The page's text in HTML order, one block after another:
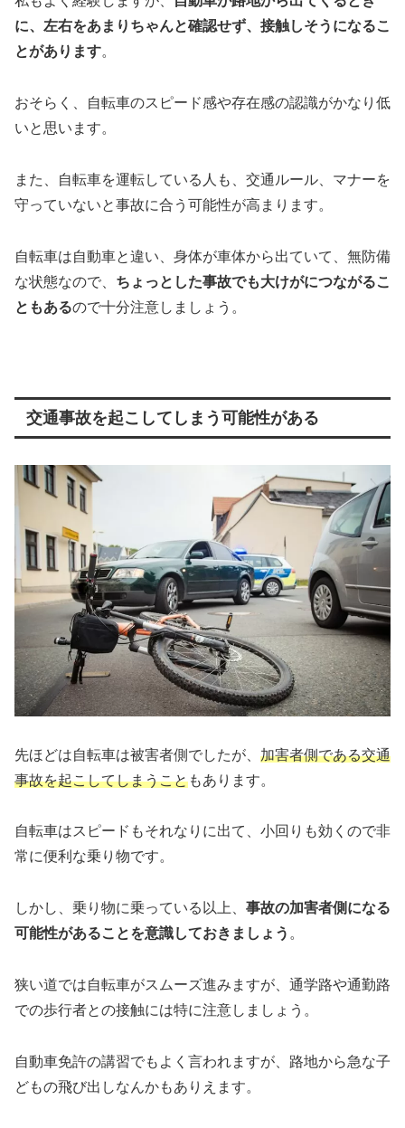
に、左右をあまりちゃんと確認せず、接触しそうになるこ
とがあります。
おそらく、自転車のスピード感や存在感の認識がかなり低
いと思います。
また、自転車を運転している人も、交通ルール、マナーを
守っていないと事故に合う可能性が高まります。
自転車は自動車と違い、身体が車体から出ていて、無防備
な状態なので、 ちょっとした事故でも大けがにつながるこ
ともあるので十分注意しましょう。
交通事故を起こしてしまう可能性がある
先ほどは自転車は被害者側でしたが、 加害者側である交通
事故を起こしてしまうこともあります。
自転車はスピードもそれなりに出て、小回りも効くので非
常に便利な乗り物です。
しかし、乗り物に乗っている以上、 事故の加害者側になる
可能性があることを意識しておきましょう 。
狭い道では自転車がスムーズ進みますが、通学路や通勤路
での歩行者との接触には特に注意しましょう。
自動車免許の講習でもよく言われますが、路地から急な子
どもの飛び出しなんかもありえます。